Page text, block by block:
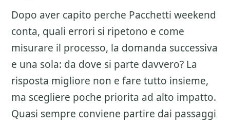
Dopo aver capito perche Pacchetti weekend
conta, quali errori si ripetono e come
misurare il processo, la domanda successiva
e una sola: da dove si parte davvero? La
risposta migliore non e fare tutto insieme,
ma scegliere poche priorita ad alto impatto.
Quasi sempre conviene partire dai passaggi